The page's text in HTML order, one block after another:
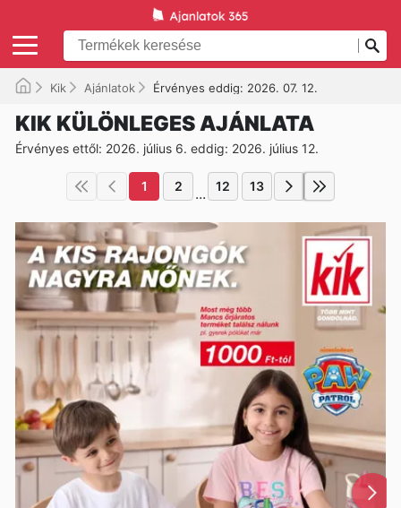
Kik Ajánlatok Érvényes eddig: 2026. 07. 12.
KIK KÜLÖNLEGES AJÁNLATA
Érvényes ettől: 2026. július 6. eddig: 2026. július 12.
1 2 ... 12 13